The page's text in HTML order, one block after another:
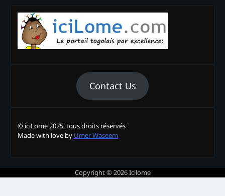
Contact Us
© iciLome 2025, tous droits réservés
Made with love by Umer Waseem
Copyright © 2026Icilome